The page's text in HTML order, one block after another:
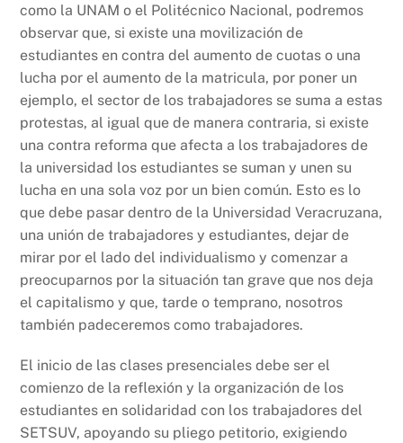
como la UNAM o el Politécnico Nacional, podremos
observar que, si existe una movilización de
estudiantes en contra del aumento de cuotas o una
lucha por el aumento de la matricula, por poner un
ejemplo, el sector de los trabajadores se suma a estas
protestas, al igual que de manera contraria, si existe
una contra reforma que afecta a los trabajadores de
la universidad los estudiantes se suman y unen su
lucha en una sola voz por un bien común. Esto es lo
que debe pasar dentro de la Universidad Veracruzana,
una unión de trabajadores y estudiantes, dejar de
mirar por el lado del individualismo y comenzar a
preocuparnos por la situación tan grave que nos deja
el capitalismo y que, tarde o temprano, nosotros
también padeceremos como trabajadores.
El inicio de las clases presenciales debe ser el
comienzo de la reflexión y la organización de los
estudiantes en solidaridad con los trabajadores del
SETSUV, apoyando su pliego petitorio, exigiendo